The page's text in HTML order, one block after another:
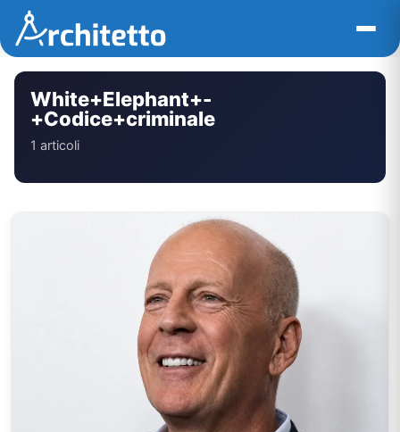
contenuto
White+Elephant+-
+Codice+criminale
1 articoli